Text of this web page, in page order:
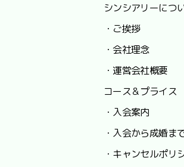
シンシアリーにつ
・ご挨拶
・会社理念
・運営会社概要
コース＆プライス
・入会案内
・入会から成婚ま
・キャンセルポリ